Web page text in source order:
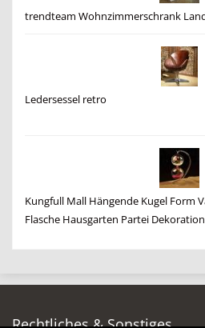
trendteam Wohnzimmerschrank
Ledersessel retro
Kungfull Mall Hängende Kugel Form
Flasche Hausgarten Partei Dekoration
Rechtliches & Sonstiges